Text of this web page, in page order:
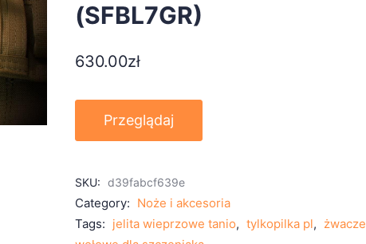
(SFBL7GR)
630.00zł
Przeglądaj
SKU: d39fabcf639e
Category: Noże i akcesoria
Tags: jelita wieprzowe tanio, tylkopilka pl, żwacze